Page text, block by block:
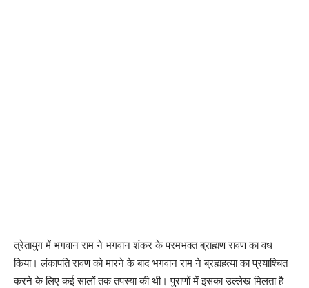
त्रेतायुग में भगवान राम ने भगवान शंकर के परमभक्त ब्राह्मण रावण का वध
किया। लंकापति रावण को मारने के बाद भगवान राम ने ब्रह्महत्या का प्रयाश्चित
करने के लिए कई सालों तक तपस्या की थी। पुराणों में इसका उल्लेख मिलता है